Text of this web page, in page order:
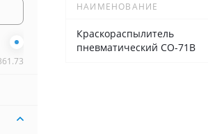
НАИМЕНОВАНИЕ
Краскораспылитель
пневматический СО-71В